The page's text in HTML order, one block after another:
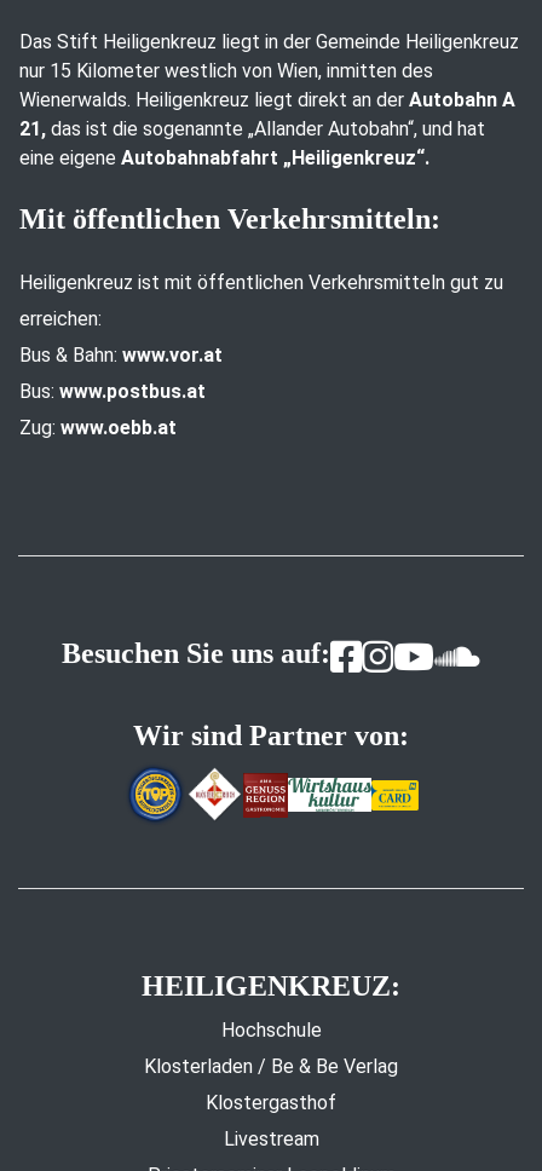
Das Stift Heiligenkreuz liegt in der Gemeinde Heiligenkreuz
nur 15 Kilometer westlich von Wien, inmitten des
Wienerwalds. Heiligenkreuz liegt direkt an der Autobahn A
21, das ist die sogenannte „Allander Autobahn“, und hat
eine eigene Autobahnabfahrt „Heiligenkreuz“.
Mit öffentlichen Verkehrsmitteln:
Heiligenkreuz ist mit öffentlichen Verkehrsmitteln gut zu
erreichen:
Bus & Bahn: www.vor.at
Bus: www.postbus.at
Zug: www.oebb.at
Besuchen Sie uns auf:
Wir sind Partner von:
HEILIGENKREUZ:
Hochschule
Klosterladen / Be & Be Verlag
Klostergasthof
Livestream